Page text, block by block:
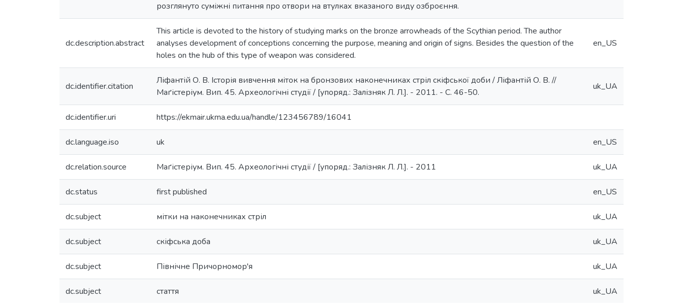
розглянуто суміжні питання про отвори на втулках вказаного виду озброєння.
dc.description.abstract
This article is devoted to the history of studying marks on the bronze arrowheads of the Scythian period. The author
analyses development of conceptions concerning the purpose, meaning and origin of signs. Besides the question of the
holes on the hub of this type of weapon was considered.
en_US
dc.identifier.citation
Ліфантій О. В. Історія вивчення міток на бронзових наконечниках стріл скіфської доби / Ліфантій О. В. //
Маґістеріум. Вип. 45. Археологічні студії / [упоряд.: Залізняк Л. Л.]. - 2011. - С. 46-50.
uk_UA
dc.identifier.uri https://ekmair.ukma.edu.ua/handle/123456789/16041
dc.language.iso uk en_US
dc.relation.source Маґістеріум. Вип. 45. Археологічні студії / [упоряд.: Залізняк Л. Л.]. - 2011 uk_UA
dc.status first published en_US
dc.subject мітки на наконечниках стріл uk_UA
dc.subject скіфська доба uk_UA
dc.subject Північне Причорномор'я uk_UA
dc.subject стаття uk_UA